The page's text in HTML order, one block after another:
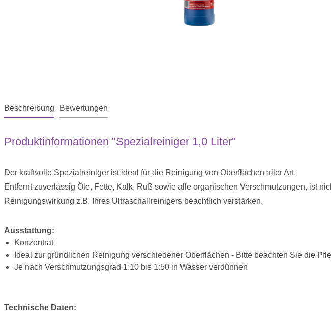
Beschreibung Bewertungen
Produktinformationen "Spezialreiniger 1,0 Liter"
Der kraftvolle Spezialreiniger ist ideal für die Reinigung von Oberflächen aller Art.
Entfernt zuverlässig Öle, Fette, Kalk, Ruß sowie alle organischen Verschmutzungen, ist
Reinigungswirkung z.B. Ihres Ultraschallreinigers beachtlich verstärken.
Ausstattung:
Konzentrat
Ideal zur gründlichen Reinigung verschiedener Oberflächen - Bitte beachten Sie die
Je nach Verschmutzungsgrad 1:10 bis 1:50 in Wasser verdünnen
Technische Daten: